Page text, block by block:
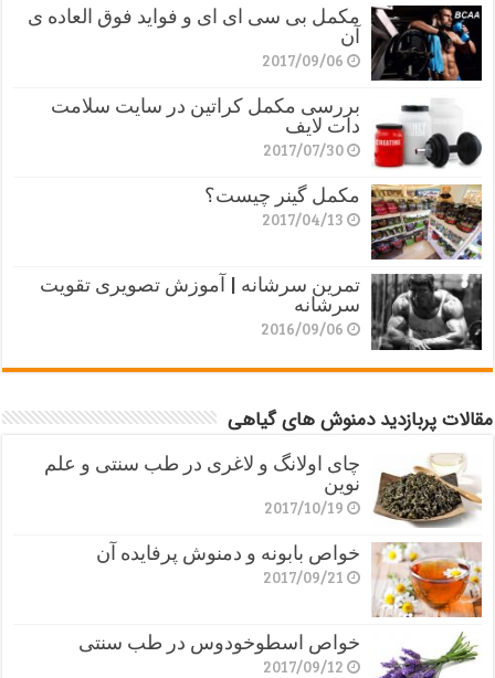
مکمل بی سی ای ای و فواید فوق العاده ی
آن
2017/09/06
بررسی مکمل کراتین در سایت سلامت
دات لایف
2017/07/30
مکمل گینر چیست؟
2017/04/13
تمرین سرشانه | آموزش تصویری تقویت
سرشانه
2016/09/06
مقالات پربازدید دمنوش های گیاهی
چای اولانگ و لاغری در طب سنتی و علم
نوین
2017/10/19
خواص بابونه و دمنوش پرفایده آن
2017/09/21
خواص اسطوخودوس در طب سنتی
2017/09/12